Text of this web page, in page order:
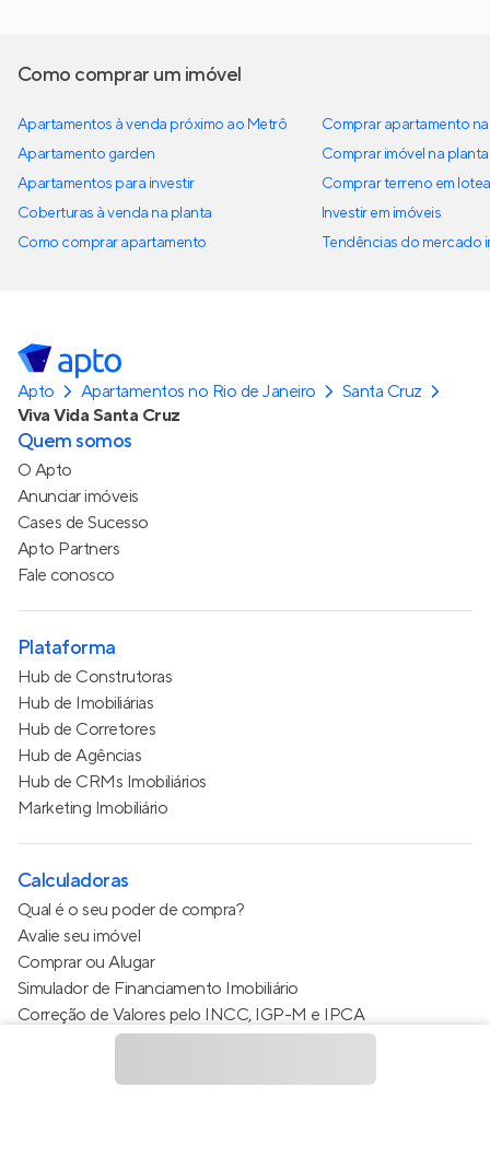
Como comprar um imóvel
Apartamentos à venda próximo ao Metrô
Apartamento garden
Apartamentos para investir
Coberturas à venda na planta
Como comprar apartamento
Comprar apartamento
Comprar imóvel na planta
Comprar terreno em
Investir em imóveis
Tendências do mercado
Apto Apartamentos no Rio de Janeiro
Santa Cruz
Viva Vida Santa Cruz
Quem somos
O Apto
Anunciar imóveis
Cases de Sucesso
Apto Partners
Fale conosco
Plataforma
Hub de Construtoras
Hub de Imobiliárias
Hub de Corretores
Hub de Agências
Hub de CRMs Imobiliários
Marketing Imobiliário
Calculadoras
Qual é o seu poder de compra?
Avalie seu imóvel
Comprar ou Alugar
Simulador de Financiamento Imobiliário
Correção de Valores pelo INCC, IGP-M e IPCA
Estimativa de valor do condomínio